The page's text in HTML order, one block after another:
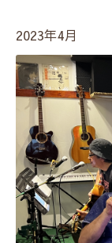
2023年4月